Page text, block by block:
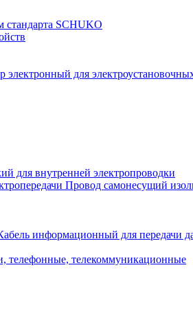
стандарта SCHUKO
электронный для
для внутренней электропроводки
Провод самонесущий
информационный для передачи
телефонные, телекоммуникационные